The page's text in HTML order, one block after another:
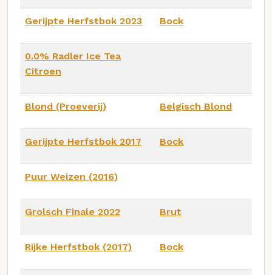
Gerijpte Herfstbok 2023 Bock
0.0% Radler Ice Tea
Citroen
Blond (Proeverij) Belgisch Blond
Gerijpte Herfstbok 2017 Bock
Puur Weizen (2016)
Grolsch Finale 2022 Brut
Rijke Herfstbok (2017) Bock